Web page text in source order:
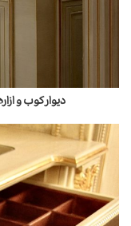
دیوار کوب و